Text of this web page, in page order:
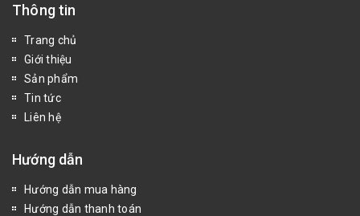
Thông tin
Trang chủ
Giới thiệu
Sản phẩm
Tin tức
Liên hệ
Hướng dẫn
Hướng dẫn mua hàng
Hướng dẫn thanh toán